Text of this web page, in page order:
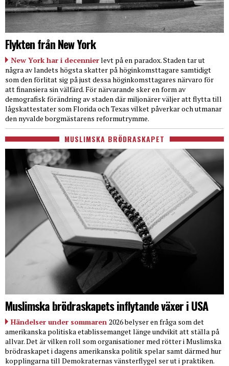
Flykten från New York
New York har i decennierlevt på en paradox. Staden tar ut
några av landets högsta skatter på höginkomsttagare samtidigt
som den förlitat sig på just dessa höginkomsttagares närvaro för
att finansiera sin välfärd. För närvarande sker en form av
demografisk förändring av staden där miljonärer väljer att flytta till
lågskattestater som Florida och Texas vilket påverkar och utmanar
den nyvalde borgmästarens reformutrymme.
MUSLIMSKA BRÖDRASKAPET
Muslimska brödraskapets inflytande växer i USA
Händelser under sommaren 2026 belyser en fråga som det
amerikanska politiska etablissemanget länge undvikit att ställa på
allvar. Det är vilken roll som organisationer med rötter i Muslimska
brödraskapet i dagens amerikanska politik spelar samt därmed hur
kopplingarna till Demokraternas vänsterflygel ser ut i praktiken.